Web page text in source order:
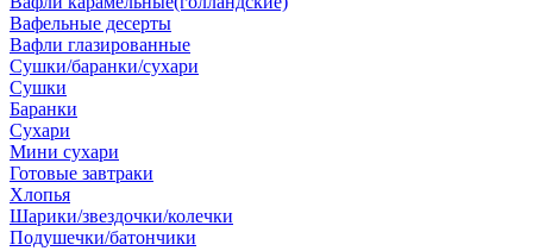
Вафельные десерты
Вафли глазированные
Сушки/баранки/сухари
Сушки
Баранки
Сухари
Мини сухари
Готовые завтраки
Хлопья
Шарики/звездочки/колечки
Подушечки/батончики